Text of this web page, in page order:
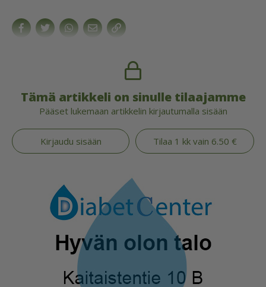
Tämä artikkeli on sinulle tilaajamme
Pääset lukemaan artikkelin kirjautumalla sisään
Kirjaudu sisään Tilaa 1 kk vain 6.50 €